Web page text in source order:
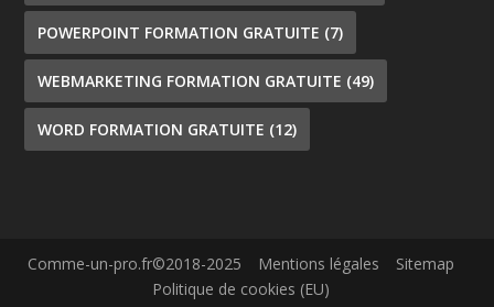
POWERPOINT FORMATION GRATUITE (7)
WEBMARKETING FORMATION GRATUITE (49)
WORD FORMATION GRATUITE (12)
Comme-un-pro.fr©2018-2025 Mentions légales
Sitemap
Politique de cookies (EU)